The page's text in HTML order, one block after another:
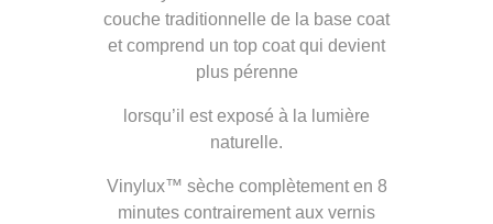
couche traditionnelle de la base coat
et comprend un top coat qui devient
plus pérenne
lorsqu’il est exposé à la lumière
naturelle.
Vinylux™ sèche complètement en 8
minutes contrairement aux vernis